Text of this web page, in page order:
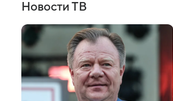
Новости ТВ